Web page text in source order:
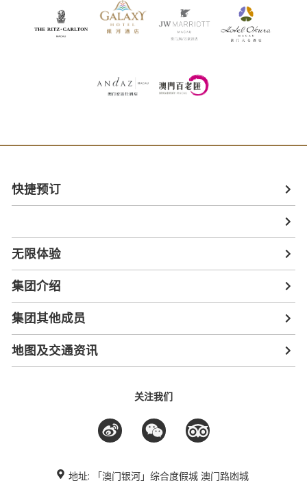
快捷预订
无限体验
集团介绍
集团其他成员
地图及交通资讯
关注我们
地址: 「澳门银河」综合度假城 澳门路凼城